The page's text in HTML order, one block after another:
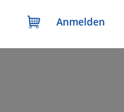
Anmelden